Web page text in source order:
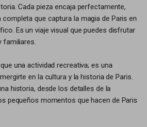
Cada pieza encaja perfectamente,
que captura la magia de Paris en
Es un viaje visual que puedes disfrutar
familiares.
una actividad recreativa; es una
en la cultura y la historia de Paris.
historia, desde los detalles de la
pequeños momentos que hacen de Paris